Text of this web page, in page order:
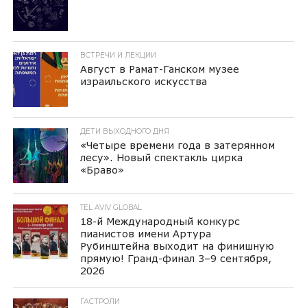
ВСТРЕЧИ И ЛЕКЦИИ
Август в Рамат-Ганском музее
израильского искусства
ДЕТИ ВЫХОДНОГО ДНЯ
«Четыре времени года в затерянном
лесу». Новый спектакль цирка
«Браво»
TEL AVIV GLOBAL
18-й Международный конкурс
пианистов имени Артура
Рубинштейна выходит на финишную
прямую! Гранд-финал 3–9 сентября,
2026
ГАСТРОЛИ